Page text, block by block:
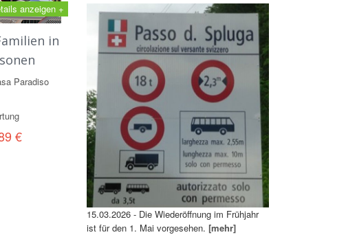
anzeigen +
in
Paradiso
€
15.03.2026 - Die Wiederöffnung im Frühjahr
ist für den 1. Mai vorgesehen. [mehr]